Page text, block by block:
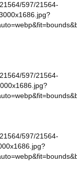
597/21564-
597/21564-
597/21564-